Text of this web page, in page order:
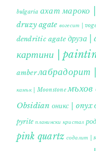
bulgaria ахат мароко
druzy agate вогесит |
dendritic agate друза |
картини |
amber
камък | Moonstone
Obsidian оникс | onyx
pyrite планински кристал
pink quartz содалит |